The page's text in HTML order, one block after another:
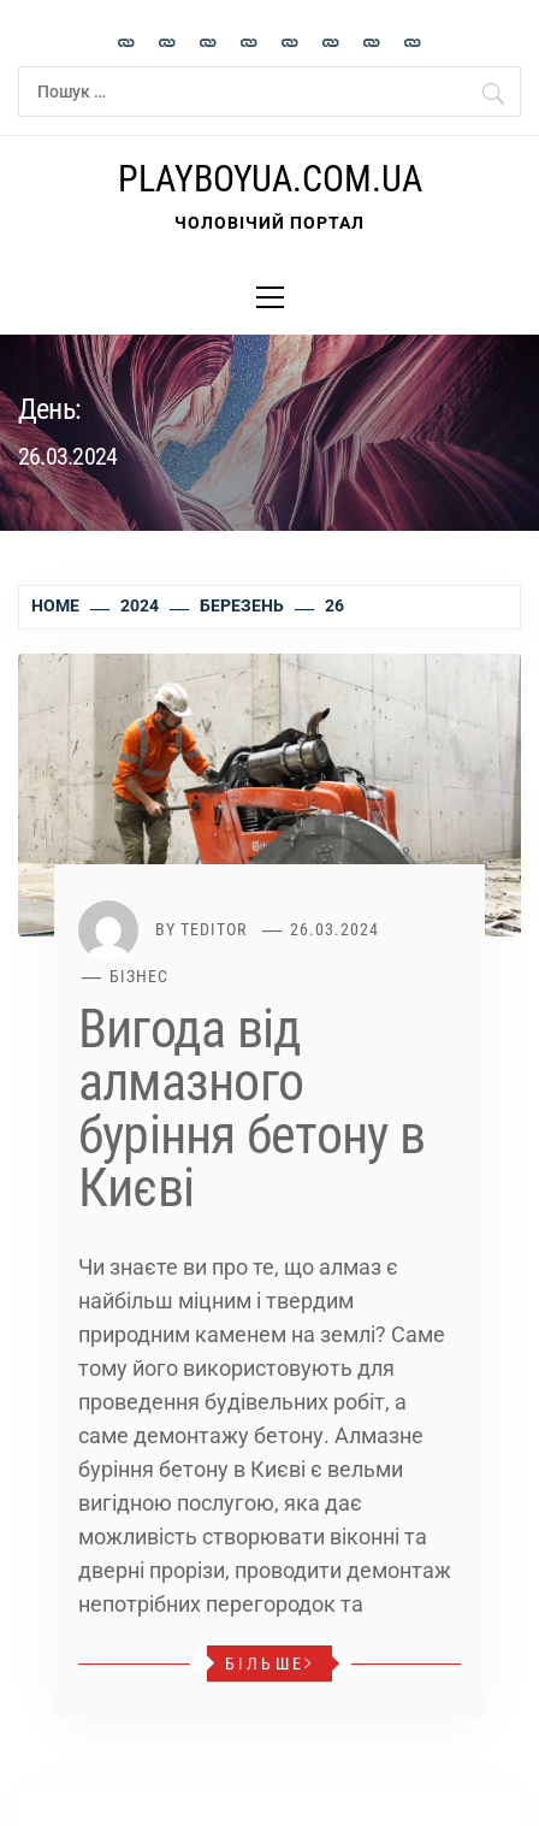
content
Пошук:
PLAYBOYUA.COM.UA
ЧОЛОВІЧИЙ ПОРТАЛ
Menu
День:
26.03.2024
HOME 2024 БЕРЕЗЕНЬ 26
BY TEDITOR 26.03.2024
БІЗНЕС
Вигода від
алмазного
буріння бетону в
Києві
Чи знаєте ви про те, що алмаз є
найбільш міцним і твердим
природним каменем на землі? Саме
тому його використовують для
проведення будівельних робіт, а
саме демонтажу бетону. Алмазне
буріння бетону в Києві є вельми
вигідною послугою, яка дає
можливість створювати віконні та
дверні прорізи, проводити демонтаж
непотрібних перегородок та
БІЛЬШЕ